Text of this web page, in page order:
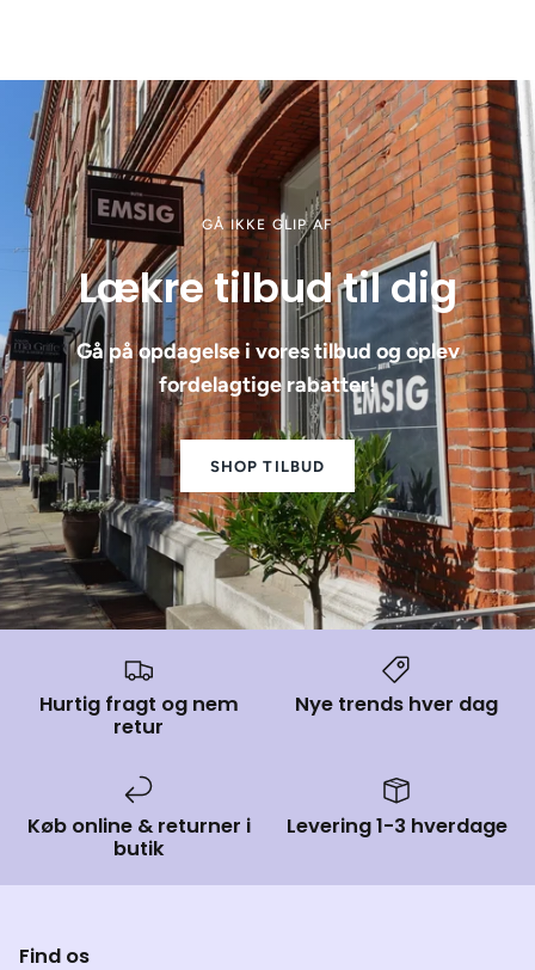
GÅ IKKE GLIP AF
Lækre tilbud til dig
Gå på opdagelse i vores tilbud og oplev
fordelagtige rabatter!
SHOP TILBUD
Hurtig fragt og nem
retur
Nye trends hver dag
Køb online & returner i
butik
Levering 1-3 hverdage
Find os